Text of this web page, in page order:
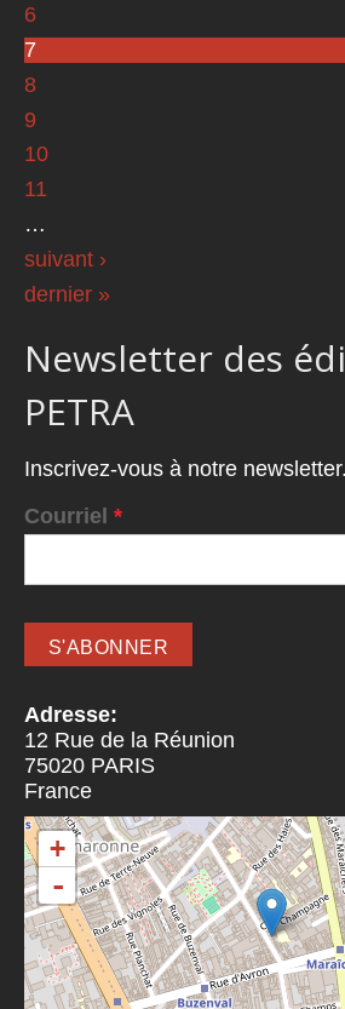
6
7
8
9
10
11
…
suivant ›
dernier »
Newsletter des
PETRA
Inscrivez-vous à notre newsletter.
Courriel *
Adresse:
12 Rue de la Réunion
75020 PARIS
France
+
-